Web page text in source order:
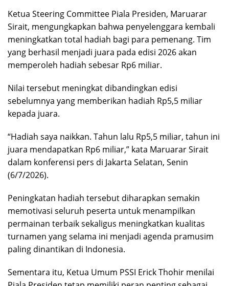
Ketua Steering Committee Piala Presiden, Maruarar
Sirait, mengungkapkan bahwa penyelenggara kembali
meningkatkan total hadiah bagi para pemenang. Tim
yang berhasil menjadi juara pada edisi 2026 akan
memperoleh hadiah sebesar Rp6 miliar.
Nilai tersebut meningkat dibandingkan edisi
sebelumnya yang memberikan hadiah Rp5,5 miliar
kepada juara.
“Hadiah saya naikkan. Tahun lalu Rp5,5 miliar, tahun ini
juara mendapatkan Rp6 miliar,” kata Maruarar Sirait
dalam konferensi pers di Jakarta Selatan, Senin
(6/7/2026).
Peningkatan hadiah tersebut diharapkan semakin
memotivasi seluruh peserta untuk menampilkan
permainan terbaik sekaligus meningkatkan kualitas
turnamen yang selama ini menjadi agenda pramusim
paling dinantikan di Indonesia.
Sementara itu, Ketua Umum PSSI Erick Thohir menilai